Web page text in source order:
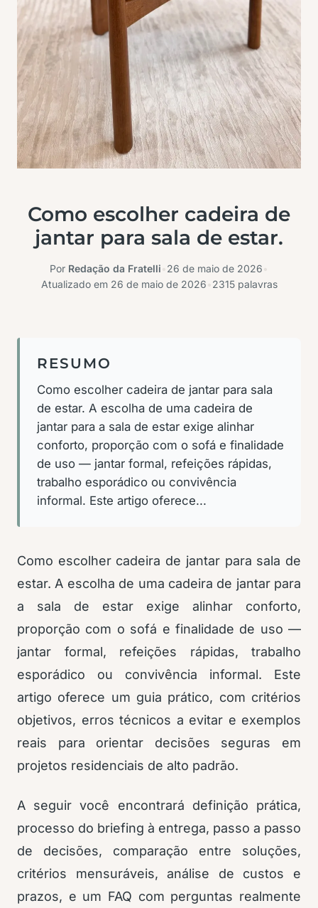
Como escolher cadeira de
jantar para sala de estar.
Por Redação da Fratelli 26 de maio de 2026
Atualizado em 26 de maio de 2026 2315 palavras
RESUMO
Como escolher cadeira de jantar para sala
de estar. A escolha de uma cadeira de
jantar para a sala de estar exige alinhar
conforto, proporção com o sofá e finalidade
de uso — jantar formal, refeições rápidas,
trabalho esporádico ou convivência
informal. Este artigo oferece...
Como escolher cadeira de jantar para sala de
estar. A escolha de uma cadeira de jantar para
a sala de estar exige alinhar conforto,
proporção com o sofá e finalidade de uso —
jantar formal, refeições rápidas, trabalho
esporádico ou convivência informal. Este
artigo oferece um guia prático, com critérios
objetivos, erros técnicos a evitar e exemplos
reais para orientar decisões seguras em
projetos residenciais de alto padrão.
A seguir você encontrará definição prática,
processo do briefing à entrega, passo a passo
de decisões, comparação entre soluções,
critérios mensuráveis, análise de custos e
prazos, e um FAQ com perguntas realmente